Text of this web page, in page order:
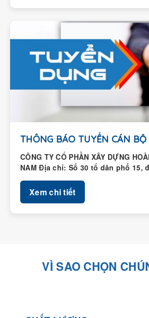
CÔNG TY CỔ PHẦN XÂY DỰNG
NAM Địa chỉ: Số 30 tổ dân phố 15,
Xem chi tiết